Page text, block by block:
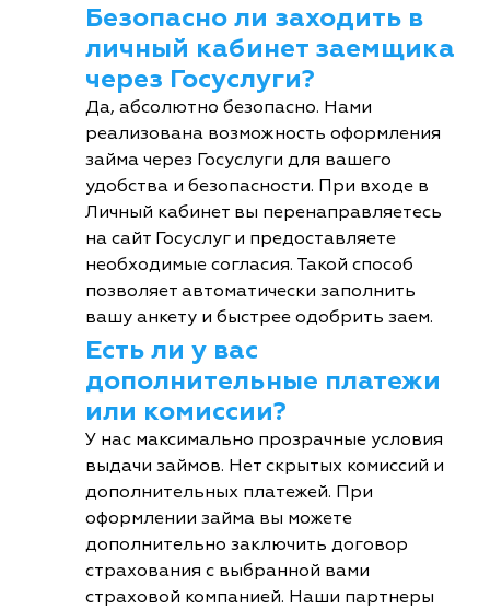
Безопасно ли заходить в
личный кабинет заемщика
через Госуслуги?
Да, абсолютно безопасно. Нами
реализована возможность оформления
займа через Госуслуги для вашего
удобства и безопасности. При входе в
Личный кабинет вы перенаправляетесь
на сайт Госуслуг и предоставляете
необходимые согласия. Такой способ
позволяет автоматически заполнить
вашу анкету и быстрее одобрить заем.
Есть ли у вас
дополнительные платежи
или комиссии?
У нас максимально прозрачные условия
выдачи займов. Нет скрытых комиссий и
дополнительных платежей. При
оформлении займа вы можете
дополнительно заключить договор
страхования с выбранной вами
страховой компанией. Наши партнеры